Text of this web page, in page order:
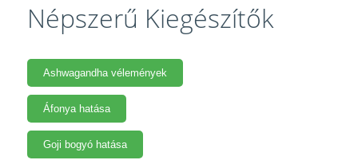
Népszerű Kiegészítők
Ashwagandha vélemények
Áfonya hatása
Goji bogyó hatása